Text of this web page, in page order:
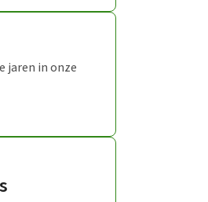
jaren in onze